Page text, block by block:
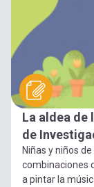
La aldea de
de
Niñas y niños
combinaciones
a pintar la